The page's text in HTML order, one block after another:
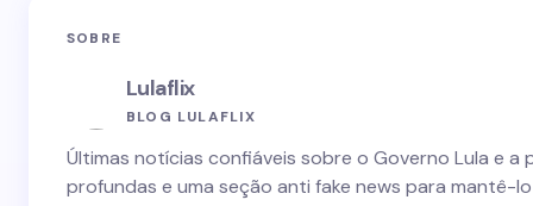
SOBRE
Lulaflix
BLOG LULAFLIX
Últimas notícias confiáveis sobre o Governo Lula e
profundas e uma seção anti fake news para mantê-